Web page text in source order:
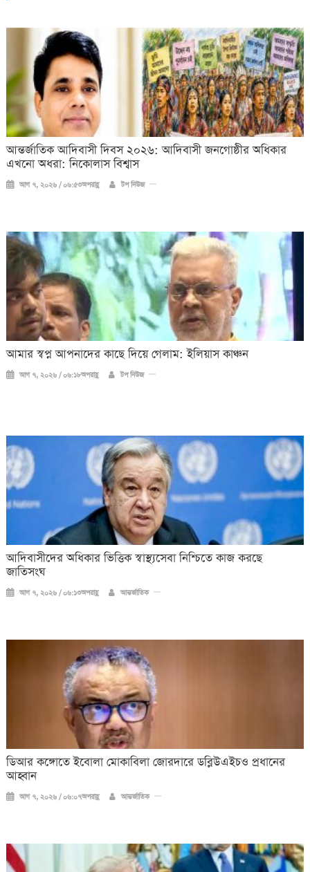
আন্তর্জাতিক আদিবাসী দিবস ২০২৬: আদিবাসী জনগোষ্ঠীর অধিকার
এখনো অধরা: নিকোলাস বিশ্বাস
আগ ৭, ২০২৬ / ০৬:৫৩অপরাহ্ণ টপ নিউজ
আমার স্বপ্ন আপনাদের কাছে দিয়ে গেলাম: ইলিয়াস কাঞ্চন
আগ ৭, ২০২৬ / ০৬:১৮অপরাহ্ণ টপ নিউজ
আদিবাসীদের অধিকার ভিত্তিক স্বাস্থ্যসেবা নিশ্চিতে কাজ করছে
জাতিসংঘ
আগ ৭, ২০২৬ / ০৬:১৩অপরাহ্ণ আন্তর্জাতিক
ডিআর কঙ্গোতে ইবোলা মোকাবিলা জোরদারে ডব্লিউএইচও প্রধানের
আহ্বান
আগ ৭, ২০২৬ / ০৬:০৭অপরাহ্ণ আন্তর্জাতিক